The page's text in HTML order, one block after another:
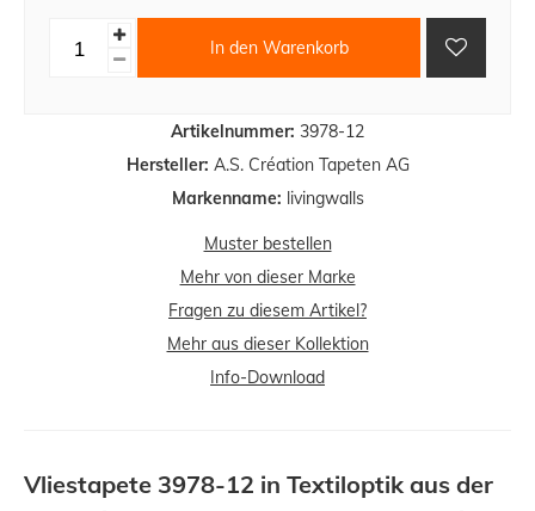
Artikelnummer: 3978-12
Hersteller: A.S. Création Tapeten AG
Markenname: livingwalls
In den Warenkorb
Muster bestellen
Mehr von dieser Marke
Fragen zu diesem Artikel?
Mehr aus dieser Kollektion
Info-Download
Vliestapete 3978-12 in Textiloptik aus der